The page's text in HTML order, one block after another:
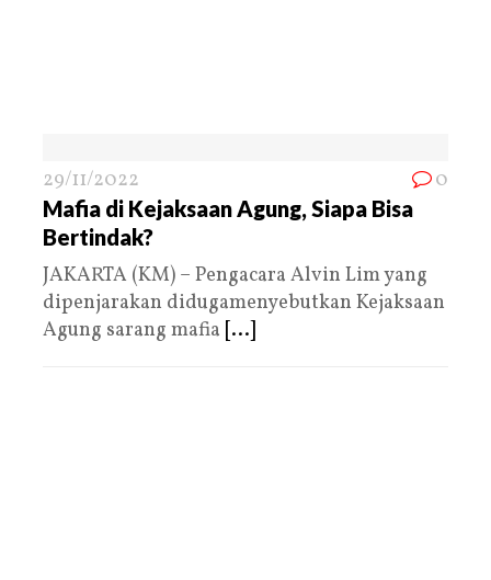
29/11/2022 0
Mafia di Kejaksaan Agung, Siapa Bisa
Bertindak?
JAKARTA (KM) – Pengacara Alvin Lim yang
dipenjarakan didugamenyebutkan Kejaksaan
Agung sarang mafia [...]